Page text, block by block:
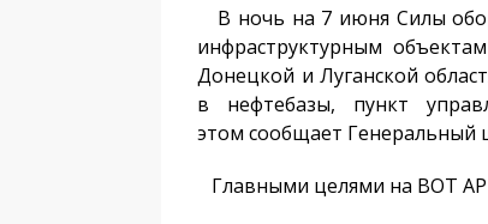
В ночь на 7 июня Силы
инфраструктурным
Донецкой и Луганской
в нефтебазы, пункт
этом сообщает Генеральный
Главными целями на ВОТ